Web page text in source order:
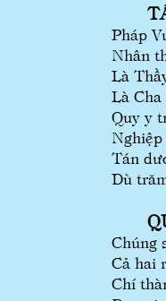
Pháp
Nhân
Là
Là
Quy y
Tán
Dù
Chúng
Cả
Chí